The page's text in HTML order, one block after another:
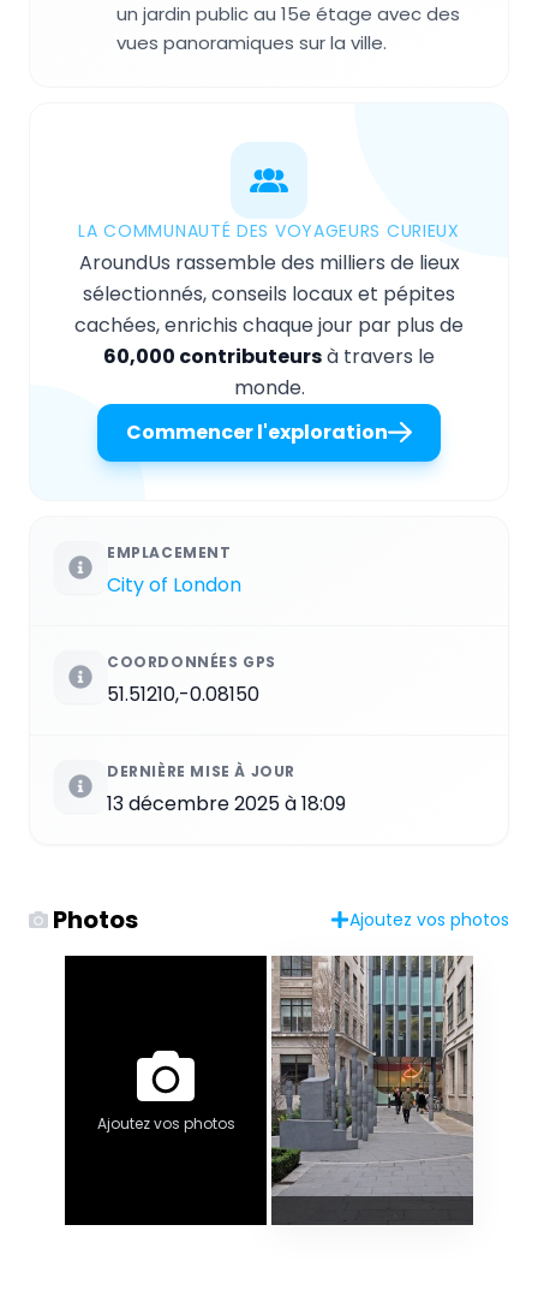
un jardin public au 15e étage avec des
vues panoramiques sur la ville.
LA COMMUNAUTÉ DES VOYAGEURS CURIEUX
AroundUs rassemble des milliers de lieux
sélectionnés, conseils locaux et pépites
cachées, enrichis chaque jour par plus de
60,000 contributeursà travers le
monde.
Commencer l'exploration
EMPLACEMENT
City of London
COORDONNÉES GPS
51.51210,-0.08150
DERNIÈRE MISE À JOUR
13 décembre 2025 à 18:09
Photos Ajoutez vos photos
Ajoutez vos photos